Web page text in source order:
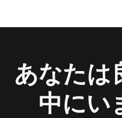
あなたは
中にい